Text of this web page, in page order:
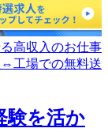
験を活か